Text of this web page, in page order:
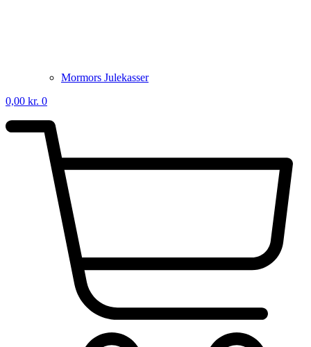
Mormors Julekasser
0,00 kr. 0